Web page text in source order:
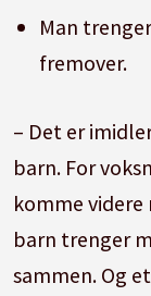
Man
fremover.
– Det er
barn. For
komme
barn trenger
sammen. Og